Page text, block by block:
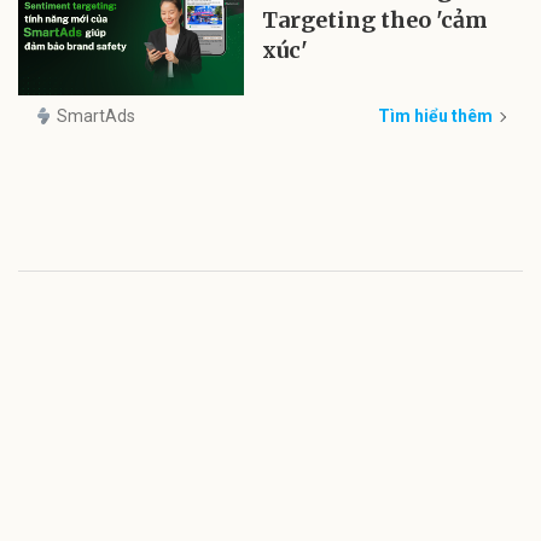
Targeting theo 'cảm
xúc'
SmartAds Tìm hiểu thêm